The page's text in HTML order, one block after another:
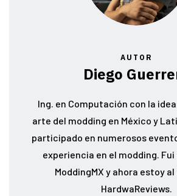
AUTOR
Diego
Ing. en Computación con la
arte del modding en México y
participado en numerosos
experiencia en el modding.
ModdingMX y ahora estoy
HardwaReviews.